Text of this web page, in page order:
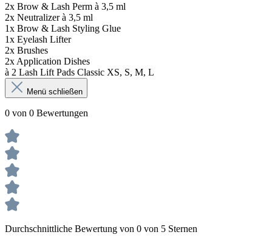
2x Brow & Lash Perm à 3,5 ml
2x Neutralizer à 3,5 ml
1x Brow & Lash Styling Glue
1x Eyelash Lifter
2x Brushes
2x Application Dishes
à 2 Lash Lift Pads Classic XS, S, M, L
Menü schließen
0 von 0 Bewertungen
Durchschnittliche Bewertung von 0 von 5 Sternen